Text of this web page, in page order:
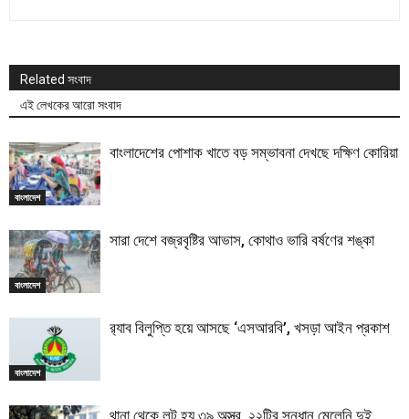
Related সংবাদ
এই লেখকের আরো সংবাদ
বাংলাদেশ
বাংলাদেশের পোশাক খাতে বড় সম্ভাবনা দেখছে দক্ষিণ কোরিয়া
বাংলাদেশ
সারা দেশে বজ্রবৃষ্টির আভাস, কোথাও ভারি বর্ষণের শঙ্কা
বাংলাদেশ
র‍্যাব বিলুপ্তি হয়ে আসছে ‘এসআরবি’, খসড়া আইন প্রকাশ